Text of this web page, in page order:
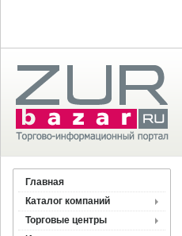
Главная
Каталог компаний
Торговые центры